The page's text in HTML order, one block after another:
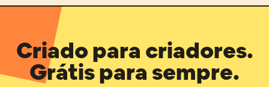
Criado para criadores.
Grátis para sempre.